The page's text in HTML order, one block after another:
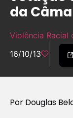
da
Violência Racial
16/10/13
Por Douglas